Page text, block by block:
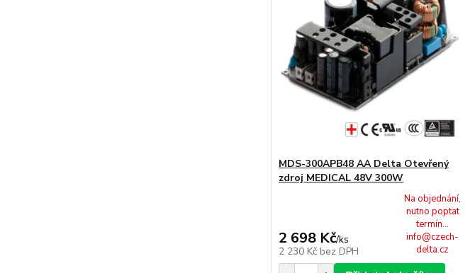
MDS-300APB48 AA Delta Otevřený
zdroj MEDICAL 48V 300W
2 698 Kč/ks
2 230 Kč bez DPH
Na objednání,
nutno poptat
termín...
info@czech-
delta.cz